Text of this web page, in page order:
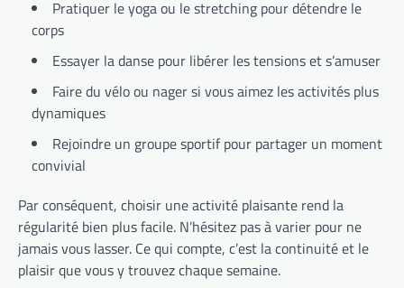
Pratiquer le yoga ou le stretching pour détendre le
corps
Essayer la danse pour libérer les tensions et s’amuser
Faire du vélo ou nager si vous aimez les activités plus
dynamiques
Rejoindre un groupe sportif pour partager un moment
convivial
Par conséquent, choisir une activité plaisante rend la
régularité bien plus facile. N’hésitez pas à varier pour ne
jamais vous lasser. Ce qui compte, c’est la continuité et le
plaisir que vous y trouvez chaque semaine.